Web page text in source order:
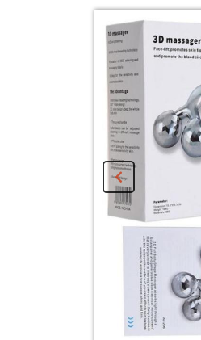
Cleaning
Toys, Kids &
Accessories
Home
Fashion &
Health &
View All